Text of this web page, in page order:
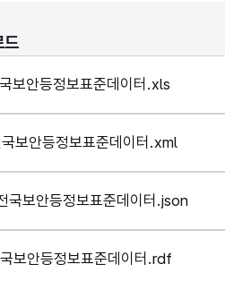
드
보안등정보표준데이터.xls
보안등정보표준데이터.xml
국보안등정보표준데이터.json
보안등정보표준데이터.rdf